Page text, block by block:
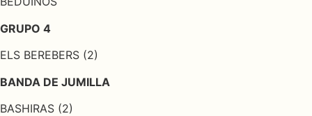
GRUPO 4
ELS BEREBERS (2)
BANDA DE JUMILLA
BASHIRAS (2)